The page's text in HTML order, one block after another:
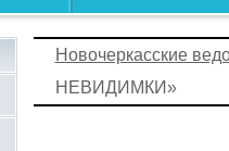
Новочеркасские
НЕВИДИМКИ»